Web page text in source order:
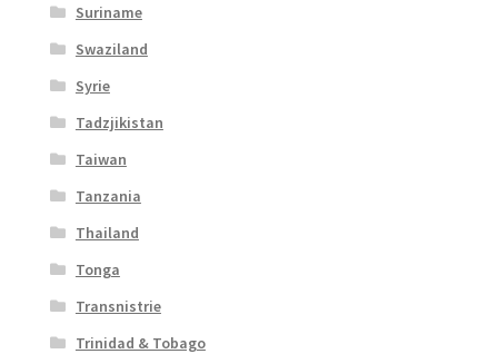
Suriname
Swaziland
Syrie
Tadzjikistan
Taiwan
Tanzania
Thailand
Tonga
Transnistrie
Trinidad & Tobago